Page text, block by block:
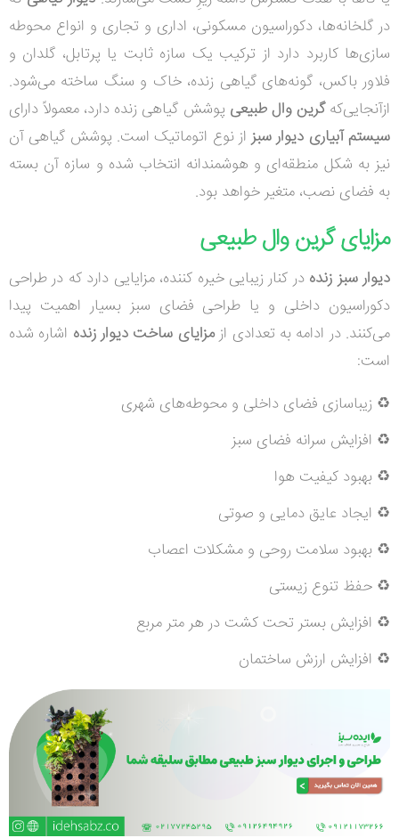
در گلخانه‌ها، دکوراسیون مسکونی، اداری و تجاری و انواع محوطه
سازی‌ها کاربرد دارد از ترکیب یک سازه ثابت یا پرتابل، گلدان و
فلاور باکس، گونه‌های گیاهی زنده، خاک و سنگ ساخته می‌شود.
ازآنجایی‌کهگرین وال طبیعی پوشش گیاهی زنده دارد، معمولاً دارای
سیستم آبیاری دیوار سبزاز نوع اتوماتیک است. پوشش گیاهی آن
نیز به شکل منطقه‌ای و هوشمندانه انتخاب شده و سازه آن بسته
به فضای نصب، متغیر خواهد بود.
مزایای گرین وال طبیعی
دیوار سبز زنده در کنار زیبایی خیره کننده، مزایایی دارد که در طراحی
دکوراسیون داخلی و یا طراحی فضای سبز بسیار اهمیت پیدا
می‌کنند. در ادامه به تعدادی ازمزایای ساخت دیوار زنده اشاره شده
است:
♻ زیباسازی فضای داخلی و محوطه‌های شهری
♻ افزایش سرانه فضای سبز
♻ بهبود کیفیت هوا
♻ ایجاد عایق دمایی و صوتی
♻ بهبود سلامت روحی و مشکلات اعصاب
♻ حفظ تنوع زیستی
♻ افزایش بستر تحت کشت در هر متر مربع
♻ افزایش ارزش ساختمان